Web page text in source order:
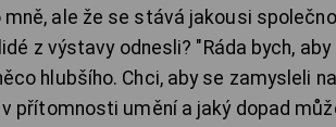
mně, ale že se stává jakousi
z výstavy odnesli? "Ráda bych,
hlubšího. Chci, aby se zamysleli
přítomnosti umění a jaký dopad